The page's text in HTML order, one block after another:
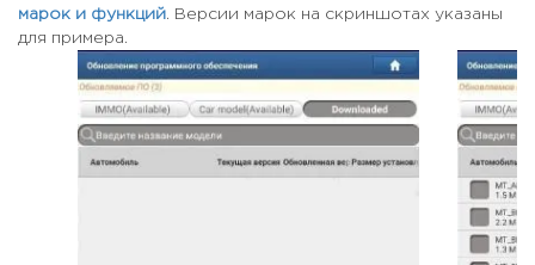
марок и функций . Версии марок на скриншотах указаны
для примера.